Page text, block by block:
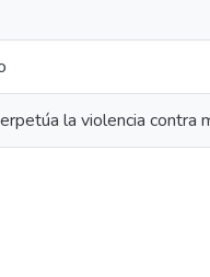
la violencia contra